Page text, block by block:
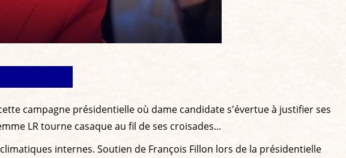
campagne présidentielle où dame candidate s'évertue à justifier ses
LR tourne casaque au fil de ses croisades...
internes. Soutien de François Fillon lors de la présidentielle